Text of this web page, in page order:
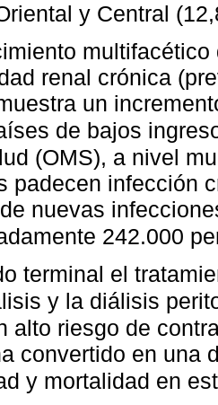
y Central
renal crónica
un
de bajos
(OMS), a nivel
padecen infección
nuevas
242.000
terminal el
y la diálisis
alto riesgo de
convertido en una
y mortalidad en